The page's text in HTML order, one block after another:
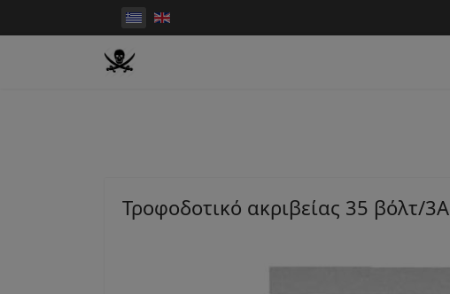
Τροφοδοτικό ακριβείας 35 βόλτ/3Α